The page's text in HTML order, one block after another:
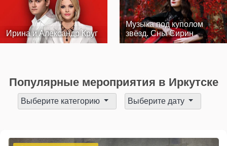
Ирина и Александр Круг
Музыка под куполом
звёзд. Сны Сирин
Популярные мероприятия в Иркутске
Выберите категорию Выберите дату